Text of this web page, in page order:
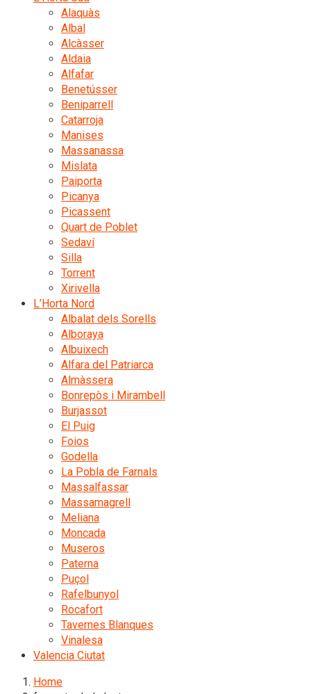
Alaquàs
Albal
Alcàsser
Aldaia
Alfafar
Benetússer
Beniparrell
Catarroja
Manises
Massanassa
Mislata
Paiporta
Picanya
Picassent
Quart de Poblet
Sedaví
Silla
Torrent
Xirivella
L’Horta Nord
Albalat dels Sorells
Alboraya
Albuixech
Alfara del Patriarca
Almàssera
Bonrepòs i Mirambell
Burjassot
El Puig
Foios
Godella
La Pobla de Farnals
Massalfassar
Massamagrell
Meliana
Moncada
Museros
Paterna
Puçol
Rafelbunyol
Rocafort
Tavernes Blanques
Vinalesa
Valencia Ciutat
Home